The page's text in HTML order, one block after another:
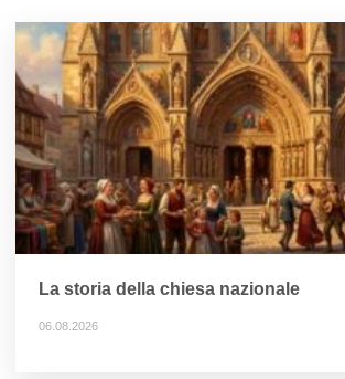
La storia della chiesa nazionale
06.08.2026